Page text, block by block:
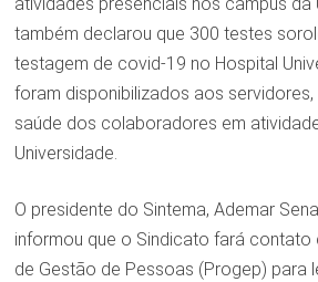
atividades presenciais nos câmpus da
também declarou que 300 testes
testagem de covid-19 no Hospital
foram disponibilizados aos
saúde dos colaboradores em
Universidade.
O presidente do Sintema, Ademar
informou que o Sindicato fará contato
de Gestão de Pessoas (Progep) para